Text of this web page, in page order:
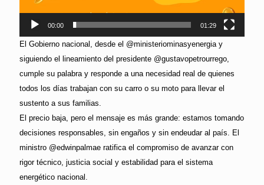
00:00 01:29
El Gobierno nacional, desde el @ministeriominasyenergia y
siguiendo el lineamiento del presidente @gustavopetrourrego,
cumple su palabra y responde a una necesidad real de quienes
todos los días trabajan con su carro o su moto para llevar el
sustento a sus familias.
El precio baja, pero el mensaje es más grande: estamos tomando
decisiones responsables, sin engaños y sin endeudar al país. El
ministro @edwinpalmae ratifica el compromiso de avanzar con
rigor técnico, justicia social y estabilidad para el sistema
energético nacional.